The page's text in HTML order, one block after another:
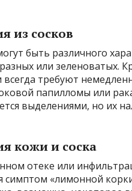
из сосков
быть различного
или зеленоватых.
требуют
папилломы или
выделениями, но их
кожи и соска
отеке или
симптом «лимонной